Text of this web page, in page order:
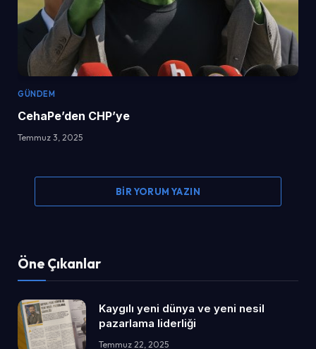
GÜNDEM
CehaPe’den CHP’ye
Temmuz 3, 2025
BIR YORUM YAZIN
Öne Çıkanlar
Kaygılı yeni dünya ve yeni nesil
pazarlama liderliği
Temmuz 22, 2025